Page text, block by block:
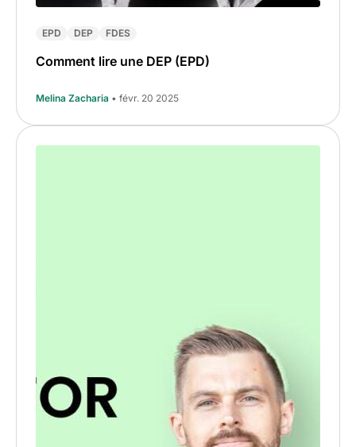
EPD DEP FDES
Comment lire une DEP (EPD)
Melina Zacharia • févr. 20 2025